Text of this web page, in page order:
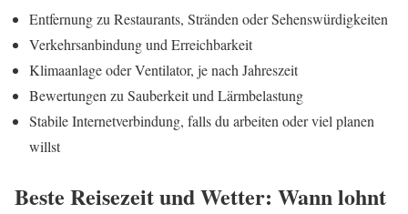
Entfernung zu Restaurants, Stränden oder Sehenswürdigkeiten
Verkehrsanbindung und Erreichbarkeit
Klimaanlage oder Ventilator, je nach Jahreszeit
Bewertungen zu Sauberkeit und Lärmbelastung
Stabile Internetverbindung, falls du arbeiten oder viel planen
willst
Beste Reisezeit und Wetter: Wann lohnt